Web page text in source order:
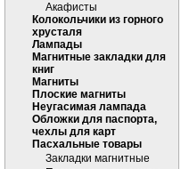
Акафисты
Колокольчики из горного
хрусталя
Лампады
Магнитные закладки для
книг
Магниты
Плоские магниты
Неугасимая лампада
Обложки для паспорта,
чехлы для карт
Пасхальные товары
Закладки магнитные